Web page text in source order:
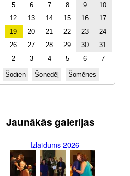
5 6 7 8 9
10
12 13 14 15 16
17
19 20 21 22 23
24
26 27 28 29 30
31
2 3 4 5 6 7
Šodien Šonedēļ Šomēnes
Jaunākās galerijas
Izlaidums 2026